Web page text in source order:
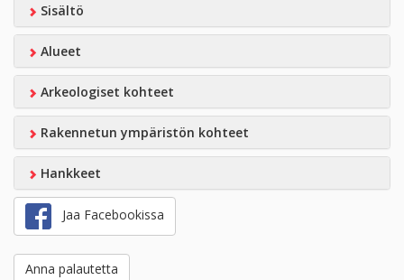
Sisältö
Alueet
Arkeologiset kohteet
Rakennetun ympäristön kohteet
Hankkeet
Jaa Facebookissa
Anna palautetta